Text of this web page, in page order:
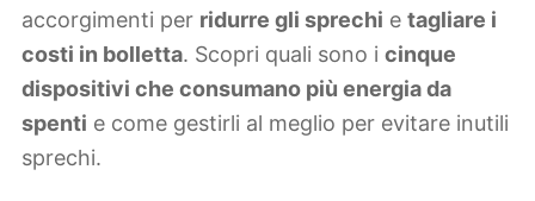
accorgimenti per ridurre gli sprechi e tagliare i
costi in bolletta. Scopri quali sono i cinque
dispositivi che consumano più energia da
spenti e come gestirli al meglio per evitare inutili
sprechi.